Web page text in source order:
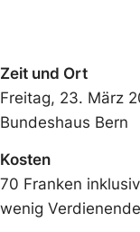
Zeit und Ort
Freitag, 23. März
Bundeshaus Bern
Kosten
70 Franken
wenig Verdienende